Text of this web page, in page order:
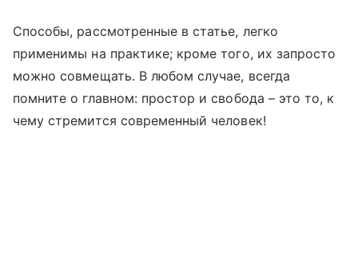
Способы, рассмотренные в статье, легко
применимы на практике; кроме того, их запросто
можно совмещать. В любом случае, всегда
помните о главном: простор и свобода – это то, к
чему стремится современный человек!